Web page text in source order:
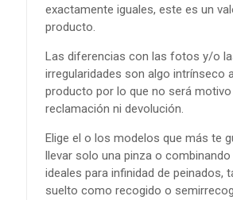
exactamente iguales, este es un
producto.
Las diferencias con las fotos y/o
irregularidades son algo intrínseco
producto por lo que no será motivo
reclamación ni devolución.
Elige el o los modelos que más te
llevar solo una pinza o combinando
ideales para infinidad de peinados,
suelto como recogido o